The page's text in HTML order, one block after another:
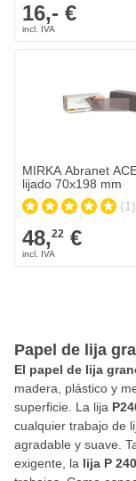
16,- €
MIRKA Abranet
lijado 70x198 mm
(1)
48,22 €
Papel de lija
El papel de lija
madera, plástico y
superficie. La lija
cualquier trabajo de
agradable y suave.
exigente, la lija P 240